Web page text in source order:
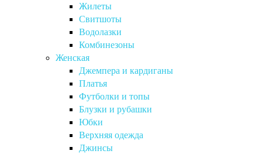
Жилеты
Свитшоты
Водолазки
Комбинезоны
Женская
Джемпера и кардиганы
Платья
Футболки и топы
Блузки и рубашки
Юбки
Верхняя одежда
Джинсы